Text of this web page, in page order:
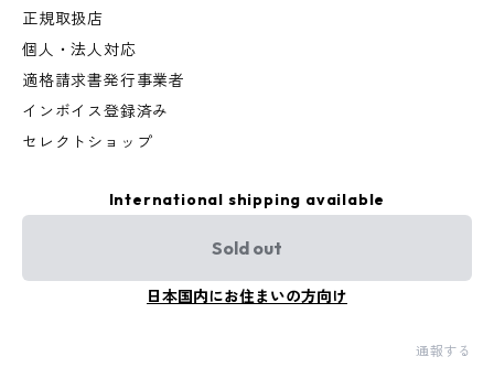
正規取扱店
個人・法人対応
適格請求書発行事業者
インボイス登録済み
セレクトショップ
International shipping available
Sold out
日本国内にお住まいの方向け
通報する